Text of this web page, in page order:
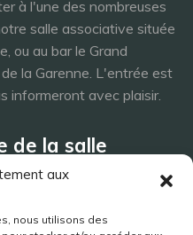
aux
nous utilisons des
à l'une des nombreuses
salle associative située
ou au bar le Grand
la Garenne. L'entrée est
informeront avec plaisir.
de la salle